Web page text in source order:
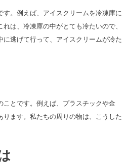
。例えば、アイスクリームを冷凍庫に
は、冷凍庫の中がとても冷たいので、
逃げて行って、アイスクリームが冷た
とです。例えば、プラスチックや金
ます。私たちの周りの物は、こうした